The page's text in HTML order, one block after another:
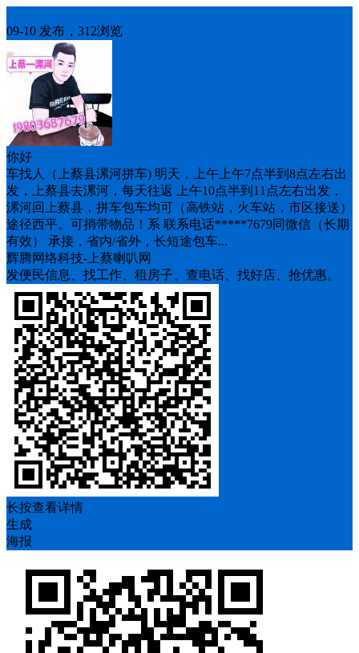
09-10 发布，312浏览
你好
车找人（上蔡县漯河拼车) 明天，上午上午7点半到8点左右出
发，上蔡县去漯河，每天往返 上午10点半到11点左右出发，
漯河回上蔡县，拼车包车均可（高铁站，火车站，市区接送）
途径西平。可捎带物品！系 联系电话*****7679同微信（长期
有效） 承接，省内/省外，长短途包车...
辉腾网络科技-上蔡喇叭网
发便民信息、找工作、租房子、查电话、找好店、抢优惠。
长按查看详情
生成
海报